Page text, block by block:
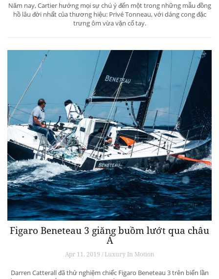
Năm nay, Cartier hướng mọi sự chú ý đến một trong những mẫu đồng
hồ lâu đời nhất của thương hiệu: Privé Tonneau, với dáng cong đặc
trưng ôm vừa vặn cổ tay.
Figaro Beneteau 3 giăng buồm lướt qua châu
Á
Apr 11, 2019 / Luxury In Motion
Darren Catterall đã thử nghiệm chiếc Figaro Beneteau 3 trên biển lần